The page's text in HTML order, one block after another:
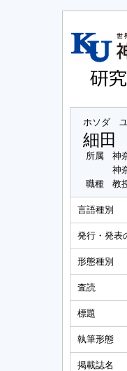
ホソダ
細田
所属
神
神
職種
教
言語種別
発行・発表
形態種別
査読
標題
執筆形態
掲載誌名